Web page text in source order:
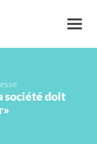
société doit